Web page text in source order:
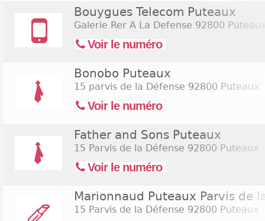
Bouygues Telecom Puteaux
Galerie Rer A La Defense 92800
Voir le numéro
Bonobo Puteaux
15 parvis de la Défense 92800 Puteaux
Voir le numéro
Father and Sons Puteaux
15 Parvis de la Défense 92800 Puteaux
Voir le numéro
Marionnaud Puteaux Parvis de
15 Parvis de la Défense 92800 Puteaux